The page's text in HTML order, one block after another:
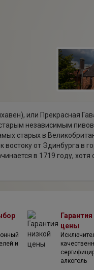
или Прекрасная
независимым
старых в
востоку от Эдинбурга в
в 1719 году,
сводах хранилища
до наших дней. В 1815
его зять Ellis
в качестве
пивоварня носила имя
и
цены
алкоголь